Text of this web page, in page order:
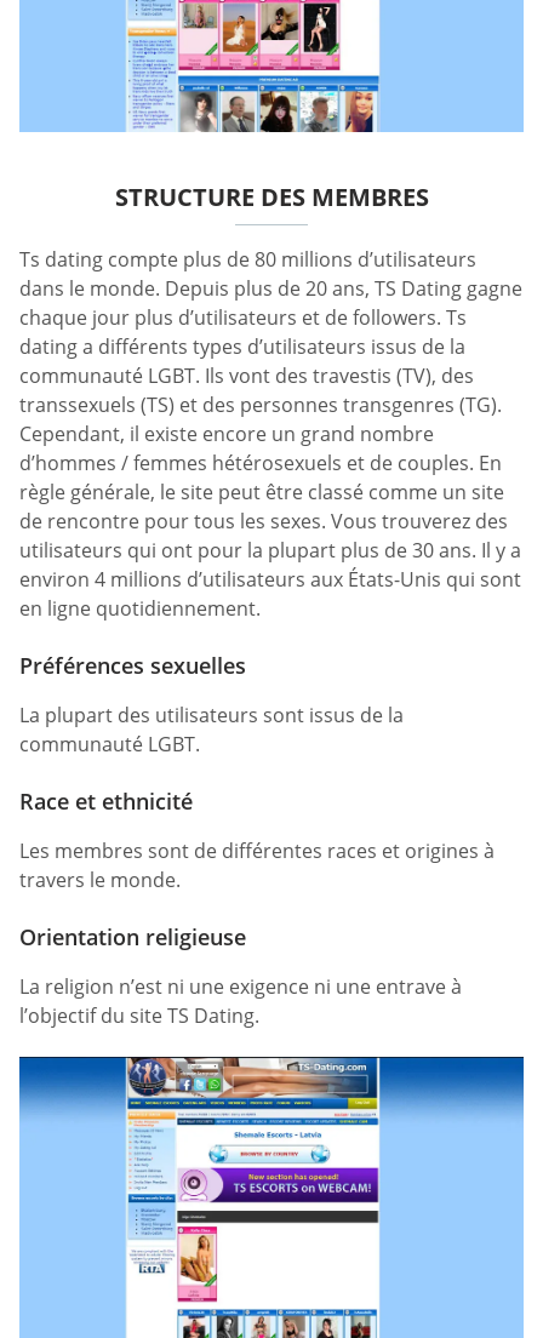
STRUCTURE DES MEMBRES
Ts dating compte plus de 80 millions d’utilisateurs
dans le monde. Depuis plus de 20 ans, TS Dating gagne
chaque jour plus d’utilisateurs et de followers. Ts
dating a différents types d’utilisateurs issus de la
communauté LGBT. Ils vont des travestis (TV), des
transsexuels (TS) et des personnes transgenres (TG).
Cependant, il existe encore un grand nombre
d’hommes / femmes hétérosexuels et de couples. En
règle générale, le site peut être classé comme un site
de rencontre pour tous les sexes. Vous trouverez des
utilisateurs qui ont pour la plupart plus de 30 ans. Il y a
environ 4 millions d’utilisateurs aux États-Unis qui sont
en ligne quotidiennement.
Préférences sexuelles
La plupart des utilisateurs sont issus de la
communauté LGBT.
Race et ethnicité
Les membres sont de différentes races et origines à
travers le monde.
Orientation religieuse
La religion n’est ni une exigence ni une entrave à
l’objectif du site TS Dating.